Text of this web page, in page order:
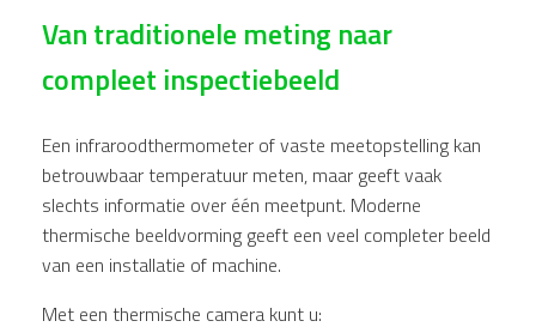
Van traditionele meting naar
compleet inspectiebeeld
Een infraroodthermometer of vaste meetopstelling kan
betrouwbaar temperatuur meten, maar geeft vaak
slechts informatie over één meetpunt. Moderne
thermische beeldvorming geeft een veel completer beeld
van een installatie of machine.
Met een thermische camera kunt u: